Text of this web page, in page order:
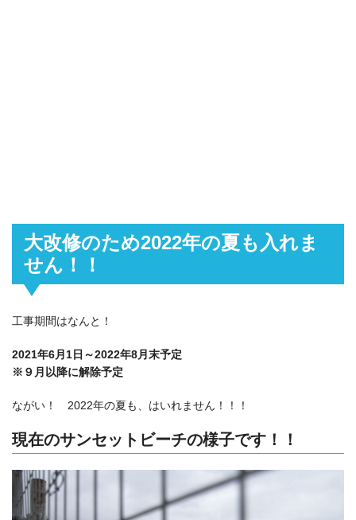
大改修のため2022年の夏も入れま
せん！！
工事期間はなんと！
2021年6月1日～2022年8月末予定
※９月以降に解除予定
ながい！ 2022年の夏も、はいれません！！！
現在のサンセットビーチの様子です！！